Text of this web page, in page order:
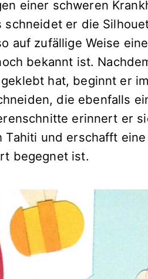
einer schweren
schneidet er die
auf zufällige Weise
bekannt ist.
hat, beginnt er
die ebenfalls
erinnert er
Tahiti und erschafft
begegnet ist.